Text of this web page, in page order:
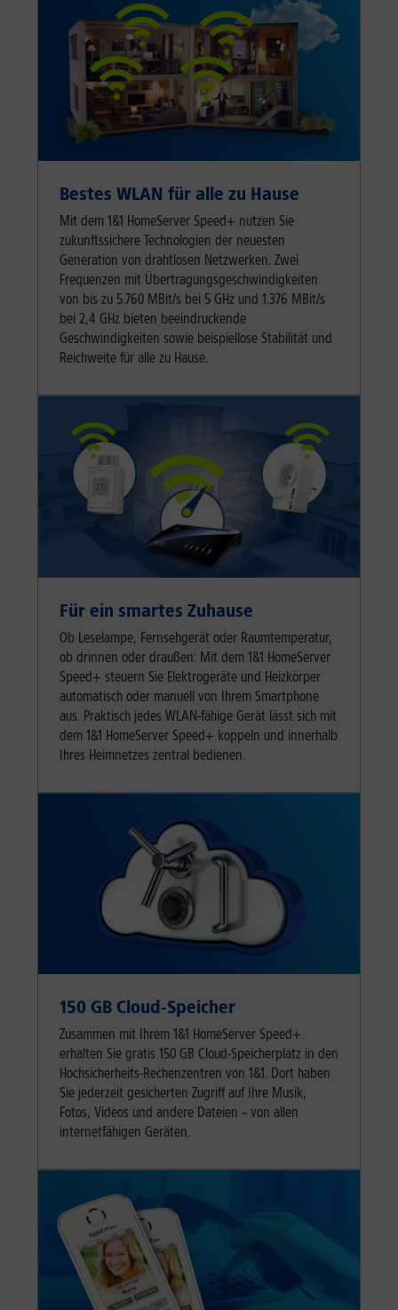
Bestes WLAN für alle zu Hause
Mit dem 1&1 HomeServer Speed+ nutzen Sie
zukunftssichere Technologien der neuesten
Generation von drahtlosen Netzwerken. Zwei
Frequenzen mit Übertragungsgeschwindigkeiten
von bis zu 5.760 MBit/s bei 5 GHz und 1.376 MBit/s
bei 2,4 GHz bieten beeindruckende
Geschwindigkeiten sowie beispiellose Stabilität und
Reichweite für alle zu Hause.
Für ein smartes Zuhause
Ob Leselampe, Fernsehgerät oder Raumtemperatur,
ob drinnen oder draußen: Mit dem 1&1 HomeServer
Speed+ steuern Sie Elektrogeräte und Heizkörper
automatisch oder manuell von Ihrem Smartphone
aus. Praktisch jedes WLAN-fähige Gerät lässt sich mit
dem 1&1 HomeServer Speed+ koppeln und innerhalb
Ihres Heimnetzes zentral bedienen.
150 GB Cloud-Speicher
Zusammen mit Ihrem 1&1 HomeServer Speed+
erhalten Sie gratis 150 GB Cloud-Speicherplatz in den
Hochsicherheits-Rechenzentren von 1&1. Dort haben
Sie jederzeit gesicherten Zugriff auf Ihre Musik,
Fotos, Videos und andere Dateien – von allen
internetfähigen Geräten.